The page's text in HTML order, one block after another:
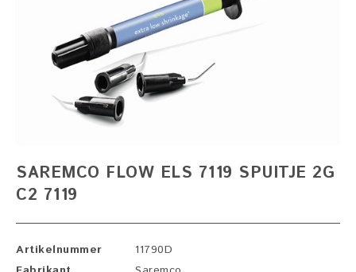
SAREMCO FLOW ELS 7119 SPUITJE 2G
C2 7119
Artikelnummer
11790D